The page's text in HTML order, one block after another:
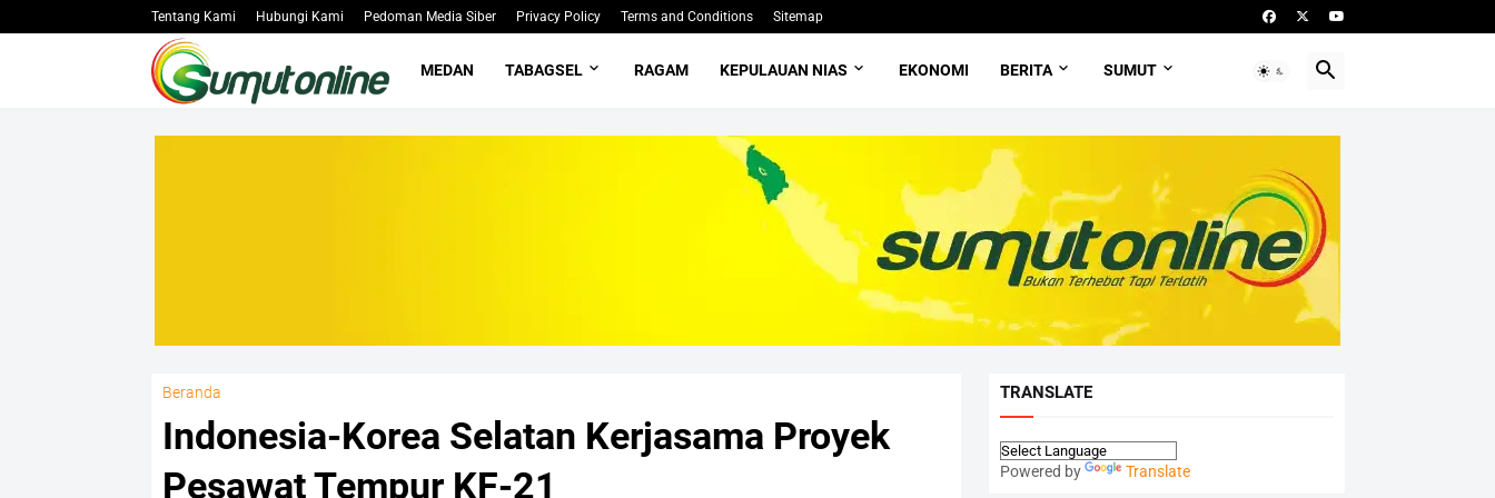
Tentang Kami Hubungi Kami Pedoman Media Siber Privacy Policy Terms and Conditions Sitemap
MEDAN TABAGSEL RAGAM KEPULAUAN NIAS EKONOMI BERITA SUMUT
Beranda
Indonesia-Korea Selatan Kerjasama Proyek
Pesawat Tempur KF-21
TRANSLATE
Powered by Translate